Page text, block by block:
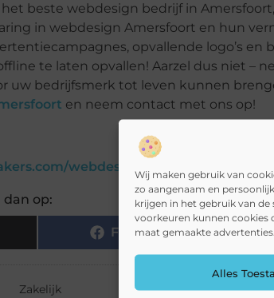
Wij maken gebruik van
zo aangenaam en
krijgen in het gebruik van
voorkeuren kunnen cookies
maat gemaakte
Alles
beste webdesign bedrijf in
in webdesign Amersfoort en hun
opvallende logo’s en
te laten opvallen! Aarzel dus niet –
uw bedrijfsmerk tot leven kunnen
en neem contact met ons op!
webdesign-amersfoort
dan op:
Facebook
Zakelijk